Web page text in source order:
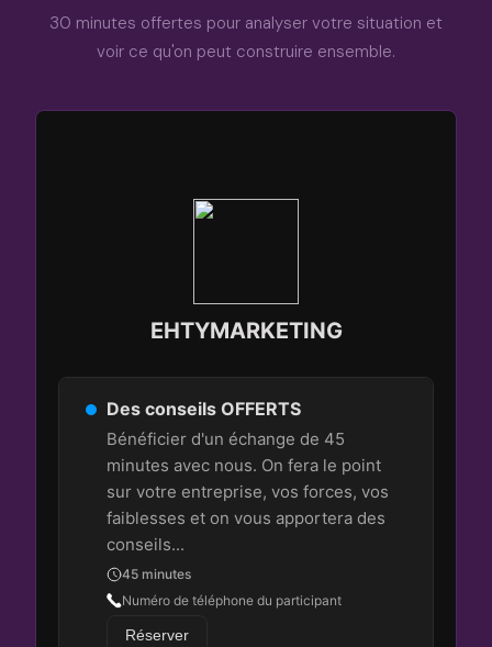
30 minutes offertes pour analyser votre situation et
voir ce qu'on peut construire ensemble.